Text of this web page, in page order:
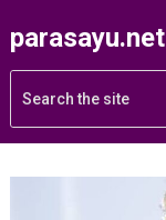
parasayu.net